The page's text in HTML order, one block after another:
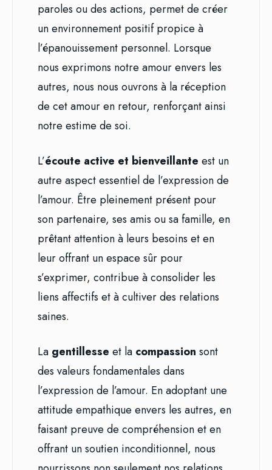
paroles ou des actions, permet de créer
un environnement positif propice à
l’épanouissement personnel. Lorsque
nous exprimons notre amour envers les
autres, nous nous ouvrons à la réception
de cet amour en retour, renforçant ainsi
notre estime de soi.
L’écoute active et bienveillante est un
autre aspect essentiel de l’expression de
l’amour. Être pleinement présent pour
son partenaire, ses amis ou sa famille, en
prêtant attention à leurs besoins et en
leur offrant un espace sûr pour
s’exprimer, contribue à consolider les
liens affectifs et à cultiver des relations
saines.
La gentillesse et la compassion sont
des valeurs fondamentales dans
l’expression de l’amour. En adoptant une
attitude empathique envers les autres, en
faisant preuve de compréhension et en
offrant un soutien inconditionnel, nous